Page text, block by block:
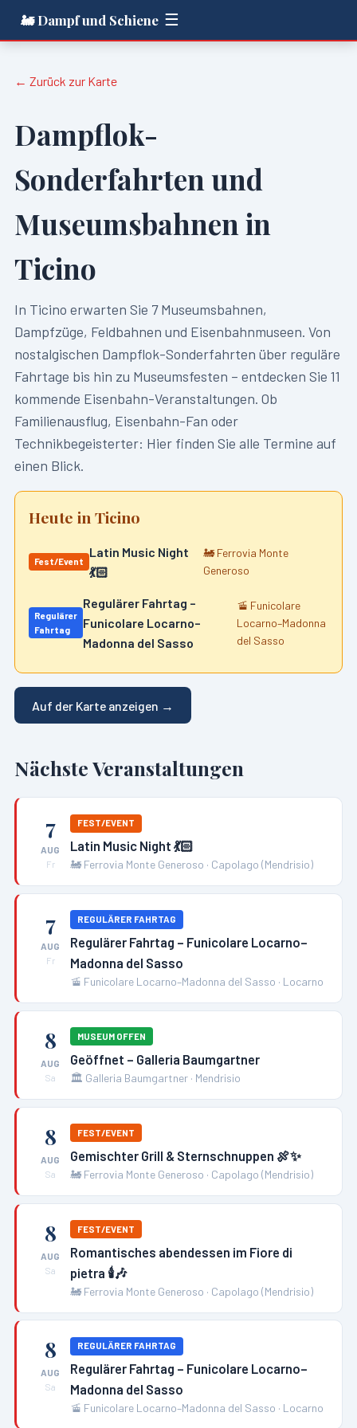
🚂 Dampf und Schiene ☰
← Zurück zur Karte
Dampflok-
Sonderfahrten und
Museumsbahnen in
Ticino
In Ticino erwarten Sie 7Museumsbahnen,
Dampfzüge, Feldbahnen und Eisenbahnmuseen. Von
nostalgischen Dampflok-Sonderfahrten über reguläre
Fahrtage bis hin zu Museumsfesten – entdecken Sie 11
kommende Eisenbahn-Veranstaltungen. Ob
Familienausflug, Eisenbahn-Fan oder
Technikbegeisterter: Hier finden Sie alle Termine auf
einen Blick.
Heute inTicino
Fest/Event
Latin Music Night
💃🏻
🚂 Ferrovia Monte
Generoso
Regulärer
Fahrtag
Regulärer Fahrtag –
Funicolare Locarno–
Madonna del Sasso
🚡 Funicolare
Locarno–Madonna
del Sasso
Auf der Karte anzeigen →
Nächste Veranstaltungen
7
AUG
Fr
FEST/EVENT
Latin Music Night 💃🏻
🚂 Ferrovia Monte Generoso · Capolago (Mendrisio)
7
AUG
Fr
REGULÄRER FAHRTAG
Regulärer Fahrtag – Funicolare Locarno–
Madonna del Sasso
🚡 Funicolare Locarno–Madonna del Sasso · Locarno
8
AUG
Sa
MUSEUM OFFEN
Geöffnet – Galleria Baumgartner
🏛️ Galleria Baumgartner · Mendrisio
8
AUG
Sa
FEST/EVENT
Gemischter Grill & Sternschnuppen 🍖✨
🚂 Ferrovia Monte Generoso · Capolago (Mendrisio)
8
AUG
Sa
FEST/EVENT
Romantisches abendessen im Fiore di
pietra 🕯️🎶
🚂 Ferrovia Monte Generoso · Capolago (Mendrisio)
8
AUG
Sa
REGULÄRER FAHRTAG
Regulärer Fahrtag – Funicolare Locarno–
Madonna del Sasso
🚡 Funicolare Locarno–Madonna del Sasso · Locarno